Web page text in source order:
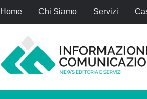
Home Chi Siamo Servizi